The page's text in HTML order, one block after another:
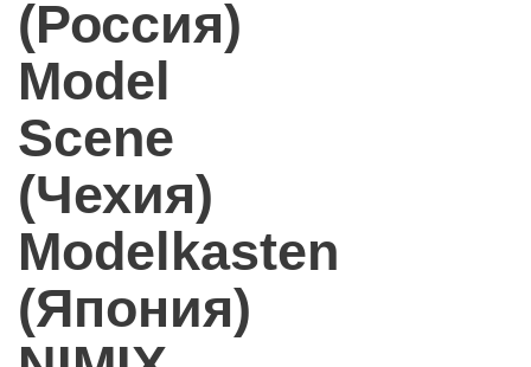
(Россия)
Model
Scene
(Чехия)
Modelkasten
(Япония)